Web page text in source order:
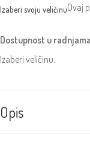
Ovaj
Dostupnost u radnjama
Izaberi veličinu.
Opis